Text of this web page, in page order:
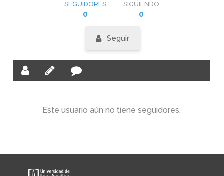
SEGUIDORES
0
SIGUIENDO
0
Seguir
Este usuario aún no tiene seguidores.